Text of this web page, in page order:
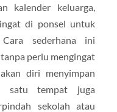
kalender keluarga,
di ponsel untuk
sederhana ini
perlu mengingat
diri menyimpan
satu tempat juga
sekolah atau